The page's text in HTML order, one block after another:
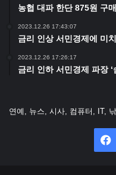
농협 대파 한단 875원 구
2023.12.26 17:43:07
금리 인상 서민경제에 미
2023.12.26 17:26:17
금리 인하 서민경제 파장 ‘
연예, 뉴스, 시사, 컴퓨터, IT,